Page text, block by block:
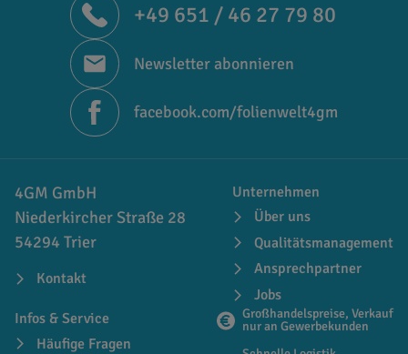
+49 651 / 46 27 79 80
Newsletter abonnieren
facebook.com/folienwelt4gm
4GM GmbH
Niederkircher Straße 28
54294 Trier
Kontakt
Unternehmen
Über uns
Qualitätsmanagement
Ansprechpartner
Jobs
Infos & Service
Häufige Fragen
Großhandelspreise, Verkauf
nur an Gewerbekunden